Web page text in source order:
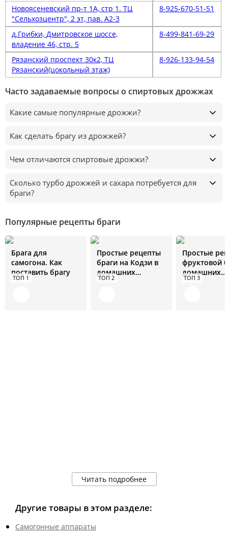
Новоясеневский пр-т 1А, стр 1. ТЦ
"Сельхозцентр", 2 эт, пав. А2-3
8-925-670-51-51
д.Грибки, Дмитровское шоссе,
владение 46, стр. 5
8-499-841-69-29
Рязанский проспект 30к2, ТЦ
Рязанский(цокольный этаж)
8-926-133-94-54
Часто задаваемые вопросы о спиртовых дрожжах
Какие самые популярные дрожжи?
Как сделать брагу из дрожжей?
Чем отличаются спиртовые дрожжи?
Сколько турбо дрожжей и сахара потребуется для
браги?
Популярные рецепты браги
ТОП 1
Брага для
самогона. Как
поставить брагу
ТОП 2
Простые рецепты
браги на Кодзи в
домашних
условиях
ТОП 3
Простые
фруктовой
домашних
условиях
Читать подробнее
Другие товары в этом разделе:
Самогонные аппараты